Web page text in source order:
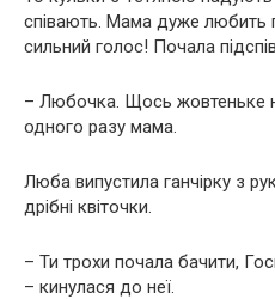
співають. Мама дуже любить
сильний голос! Почала
– Любочка. Щось жовтеньке
одного разу мама.
Люба випустила ганчірку з
дрібні квіточки.
– Ти трохи почала бачити,
– кинулася до неї.